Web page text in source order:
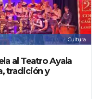
Cultura
al Teatro Ayala
tradición y